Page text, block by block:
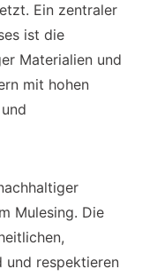
Ein zentraler
ist die
Materialien und
mit hohen
Mulesing. Die
respektieren